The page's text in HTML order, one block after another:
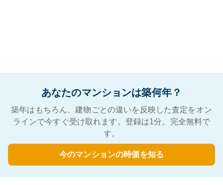
あなたのマンションは築何年？
築年はもちろん、建物ごとの違いを反映した査定をオン
ラインで今すぐ受け取れます。登録は1分。完全無料で
す。
今のマンションの時価を知る